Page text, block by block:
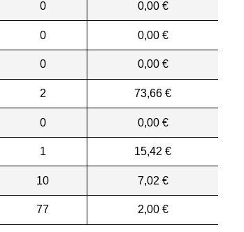
0 0,00 €
0 0,00 €
0 0,00 €
2 73,66 €
0 0,00 €
1 15,42 €
10 7,02 €
77 2,00 €